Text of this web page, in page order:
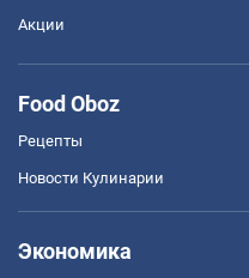
Акции
Food Oboz
Рецепты
Новости Кулинарии
Экономика